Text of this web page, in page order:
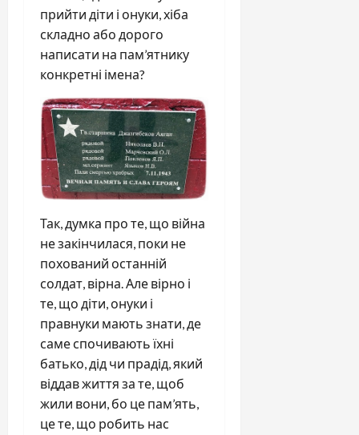
прийти діти і онуки, хіба
складно або дорого
написати на пам’ятнику
конкретні імена?
Так, думка про те, що війна
не закінчилася, поки не
похований останній
солдат, вірна. Але вірно і
те, що діти, онуки і
правнуки мають знати, де
саме спочивають їхні
батько, дід чи прадід, який
віддав життя за те, щоб
жили вони, бо це пам’ять,
це те, що робить нас